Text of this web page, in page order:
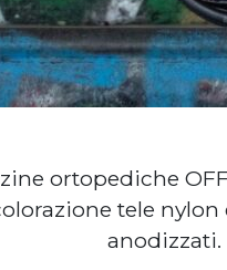
ortopediche
tele
anodizzati.